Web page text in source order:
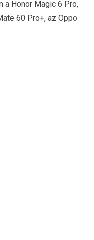
a Honor Magic 6 Pro,
60 Pro+, az Oppo